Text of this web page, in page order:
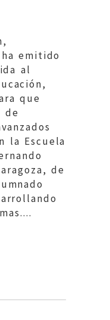
emitido
al
que
de
la Escuela
de